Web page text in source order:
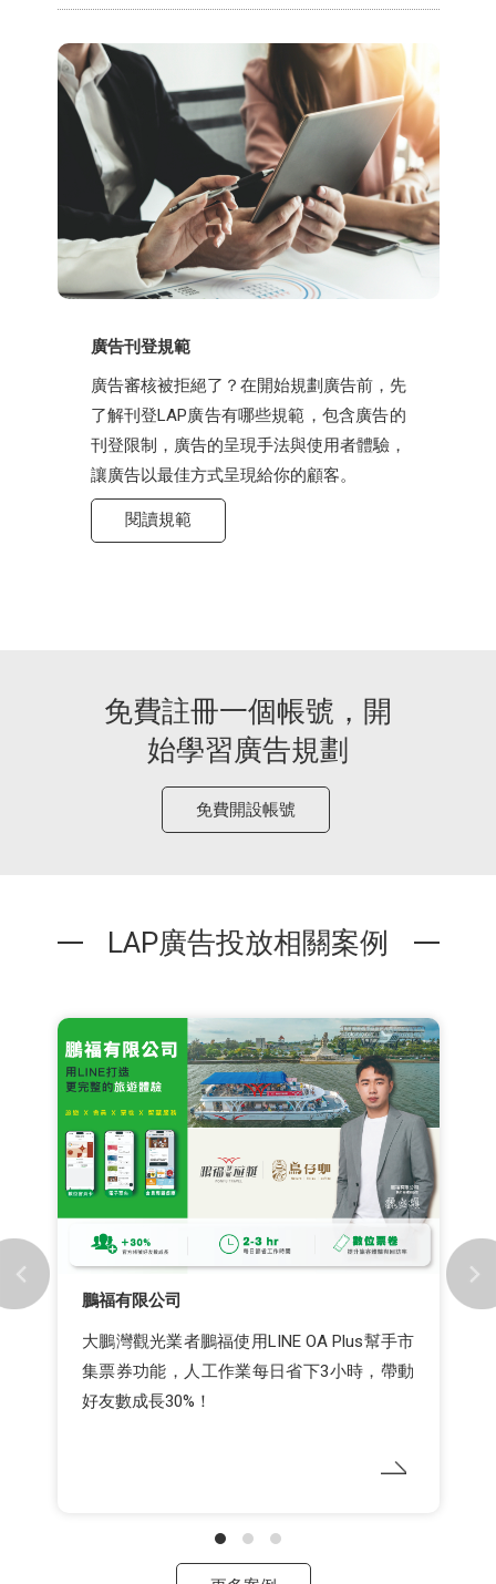
廣告刊登規範
廣告審核被拒絕了？在開始規劃廣告前，先
了解刊登LAP廣告有哪些規範，包含廣告的
刊登限制，廣告的呈現手法與使用者體驗，
讓廣告以最佳方式呈現給你的顧客。
閱讀規範
免費註冊一個帳號，開
始學習廣告規劃
免費開設帳號
LAP廣告投放相關案例
鵬福有限公司
大鵬灣觀光業者鵬福使用LINE OA Plus幫手市
集票券功能，人工作業每日省下3小時，帶動
好友數成長30%！